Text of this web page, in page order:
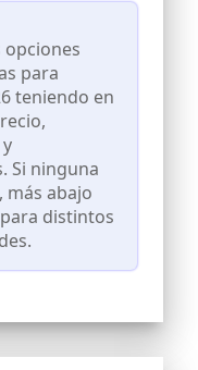
a la conexión
polvo o a la
cepilladora,
opciones
para
teniendo en
Si ninguna
más abajo
distintos